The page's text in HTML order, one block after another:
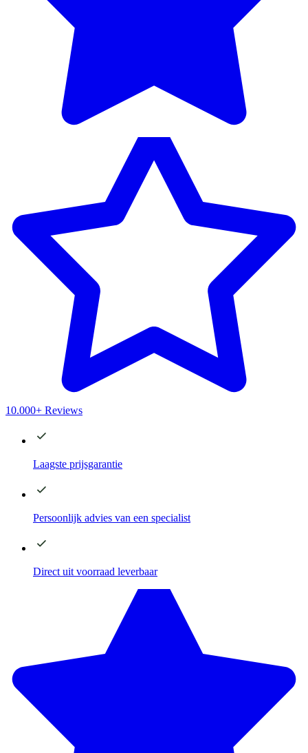
10.000+ Reviews
Laagste prijsgarantie
Persoonlijk advies van een specialist
Direct uit voorraad leverbaar